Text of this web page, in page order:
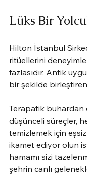
Lüks Bir
Hilton İstanbul
ritüellerini
fazlasıdır. Antik
bir şekilde
Terapatik buhardan
düşünceli süreçler,
temizlemek için
ikamet ediyor olun
hamamı sizi
şehrin canlı